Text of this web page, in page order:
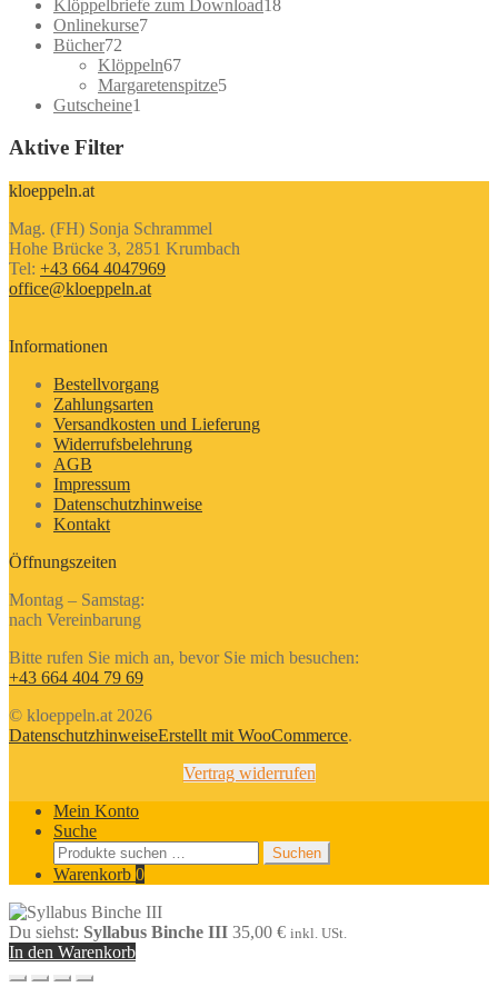
Klöppelbriefe zum Download18
Onlinekurse77
Bücher72
Produkte
Klöppeln6767
Produkte
Margaretenspitze55
Gutscheine1
Aktive Filter
kloeppeln.at
Mag. (FH) Sonja Schrammel
Hohe Brücke 3, 2851 Krumbach
Tel: +43 664 4047969
office@kloeppeln.at
Informationen
Bestellvorgang
Zahlungsarten
Versandkosten und Lieferung
Widerrufsbelehrung
AGB
Impressum
Datenschutzhinweise
Kontakt
Öffnungszeiten
Montag – Samstag:
nach Vereinbarung
Bitte rufen Sie mich an, bevor Sie mich besuchen:
+43 664 404 79 69
© kloeppeln.at 2026
DatenschutzhinweiseErstellt mit WooCommerce.
Vertrag widerrufen
Mein Konto
Suche
Suchen
nach:
Suchen
Warenkorb 0
Du siehst: Syllabus Binche III 35,00 € inkl. USt.
In den Warenkorb